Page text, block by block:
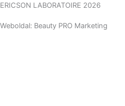
ERICSON LABORATOIRE 2026
Weboldal: Beauty PRO Marketing